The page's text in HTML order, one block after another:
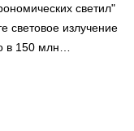
светил"
световое излучение
в 150 млн…